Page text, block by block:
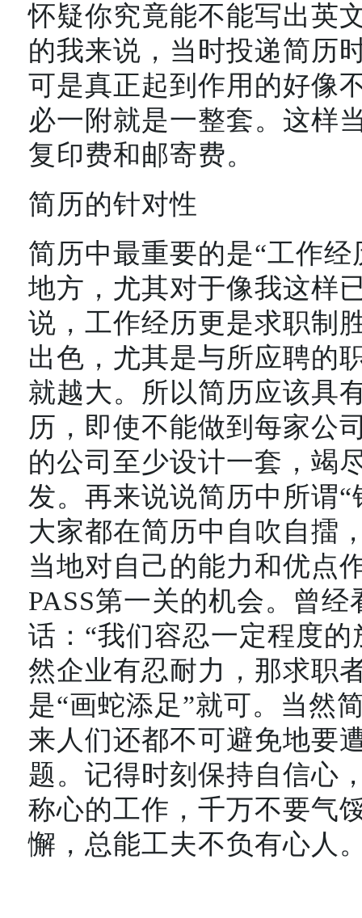
怀疑你究竟能不能写出英
的我来说，当时投递简历
可是真正起到作用的好像
必一附就是一整套。这样
复印费和邮寄费。
简历的针对性
简历中最重要的是“工作
地方，尤其对于像我这样
说，工作经历更是求职制
出色，尤其是与所应聘的
就越大。所以简历应该具
历，即使不能做到每家公
的公司至少设计一套，竭
发。再来说说简历中所谓
大家都在简历中自吹自擂
当地对自己的能力和优点
PASS第一关的机会。曾
话：“我们容忍一定程度
然企业有忍耐力，那求职
是“画蛇添足”就可。当然
来人们还都不可避免地要
题。记得时刻保持自信心
称心的工作，千万不要气
懈，总能工夫不负有心人